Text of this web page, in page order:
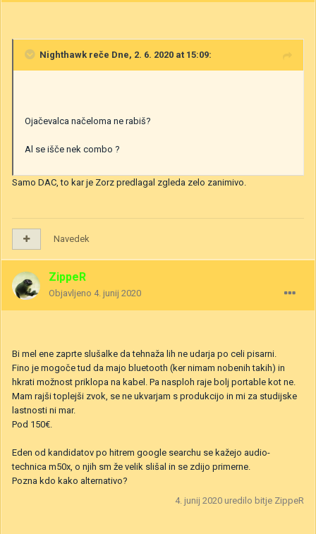
Nighthawk reče Dne, 2. 6. 2020 at 15:09:
Ojačevalca načeloma ne rabiš?
Al se išče nek combo ?
Samo DAC, to kar je Zorz predlagal zgleda zelo zanimivo.
Navedek
ZippeR
Objavljeno 4. junij 2020
Bi mel ene zaprte slušalke da tehnaža lih ne udarja po celi pisarni.
Fino je mogoče tud da majo bluetooth (ker nimam nobenih takih) in
hkrati možnost priklopa na kabel. Pa nasploh raje bolj portable kot ne.
Mam rajši toplejši zvok, se ne ukvarjam s produkcijo in mi za studijske
lastnosti ni mar.
Pod 150€.
Eden od kandidatov po hitrem google searchu se kažejo audio-
technica m50x, o njih sm že velik slišal in se zdijo primerne.
Pozna kdo kako alternativo?
4. junij 2020 uredilo bitje ZippeR